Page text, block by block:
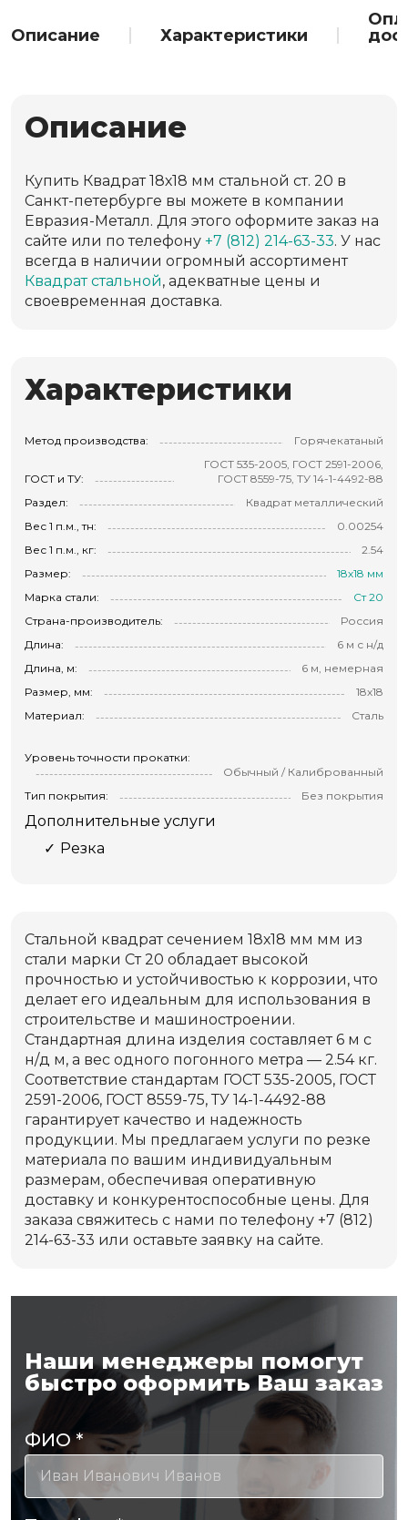
Описание Характеристики
Описание
Купить Квадрат 18х18 мм стальной ст. 20 в
Санкт-петербурге вы можете в компании
Евразия-Металл. Для этого оформите заказ на
сайте или по телефону +7 (812) 214-63-33. У нас
всегда в наличии огромный ассортимент
Квадрат стальной, адекватные цены и
своевременная доставка.
Характеристики
Метод производства: Горячекатаный
ГОСТ и ТУ:
ГОСТ 535-2005, ГОСТ 2591-2006,
ГОСТ 8559-75, ТУ 14-1-4492-88
Раздел:
Квадрат металлический
Вес 1 п.м., тн:
0.00254
Вес 1 п.м., кг:
2.54
Размер:
18х18 мм
Марка стали:
Ст 20
Страна-производитель:
Россия
Длина:
6 м с н/д
Длина, м:
6 м, немерная
Размер, мм:
18х18
Материал:
Сталь
Уровень точности прокатки:
Обычный / Калиброванный
Тип покрытия:
Без покрытия
Дополнительные услуги
Резка
Стальной квадрат сечением 18х18 мм мм из
стали марки Ст 20 обладает высокой
прочностью и устойчивостью к коррозии, что
делает его идеальным для использования в
строительстве и машиностроении.
Стандартная длина изделия составляет 6 м с
н/д м, а вес одного погонного метра — 2.54 кг.
Соответствие стандартам ГОСТ 535-2005, ГОСТ
2591-2006, ГОСТ 8559-75, ТУ 14-1-4492-88
гарантирует качество и надежность
продукции. Мы предлагаем услуги по резке
материала по вашим индивидуальным
размерам, обеспечивая оперативную
доставку и конкурентоспособные цены. Для
заказа свяжитесь с нами по телефону +7 (812)
214-63-33 или оставьте заявку на сайте.
Наши менеджеры помогут
быстро оформить Ваш заказ
ФИО*